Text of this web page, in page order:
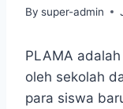
By super-admin
PLAMA
oleh sekolah
para siswa